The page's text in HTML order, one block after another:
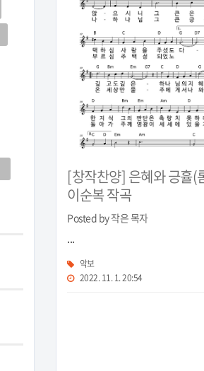
[창작찬양] 은혜와 긍휼(
이순복 작곡
Posted by 작은 목자
...
악보
2022. 11. 1. 20:54